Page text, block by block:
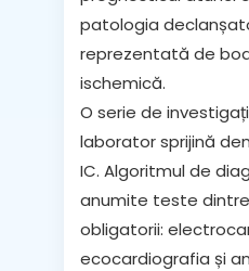
patologia
reprezentată de
ischemică.
O serie de
laborator sprijină
IC. Algoritmul de
anumite teste
obligatorii:
ecocardiografia și